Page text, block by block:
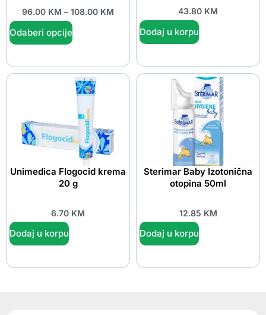
96.00 KM – 108.00 KM
Odaberi opcije
43.80 KM
Dodaj u korpu
Unimedica Flogocid krema
20 g
6.70 KM
Dodaj u korpu
Sterimar Baby Izotonična
otopina 50ml
12.85 KM
Dodaj u korpu